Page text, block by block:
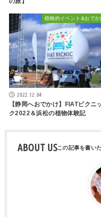
植物的イベント&おでか
2022.12.04
【静岡へおでかけ】FIATピクニ
ク2022＆浜松の植物体験記
ABOUT US